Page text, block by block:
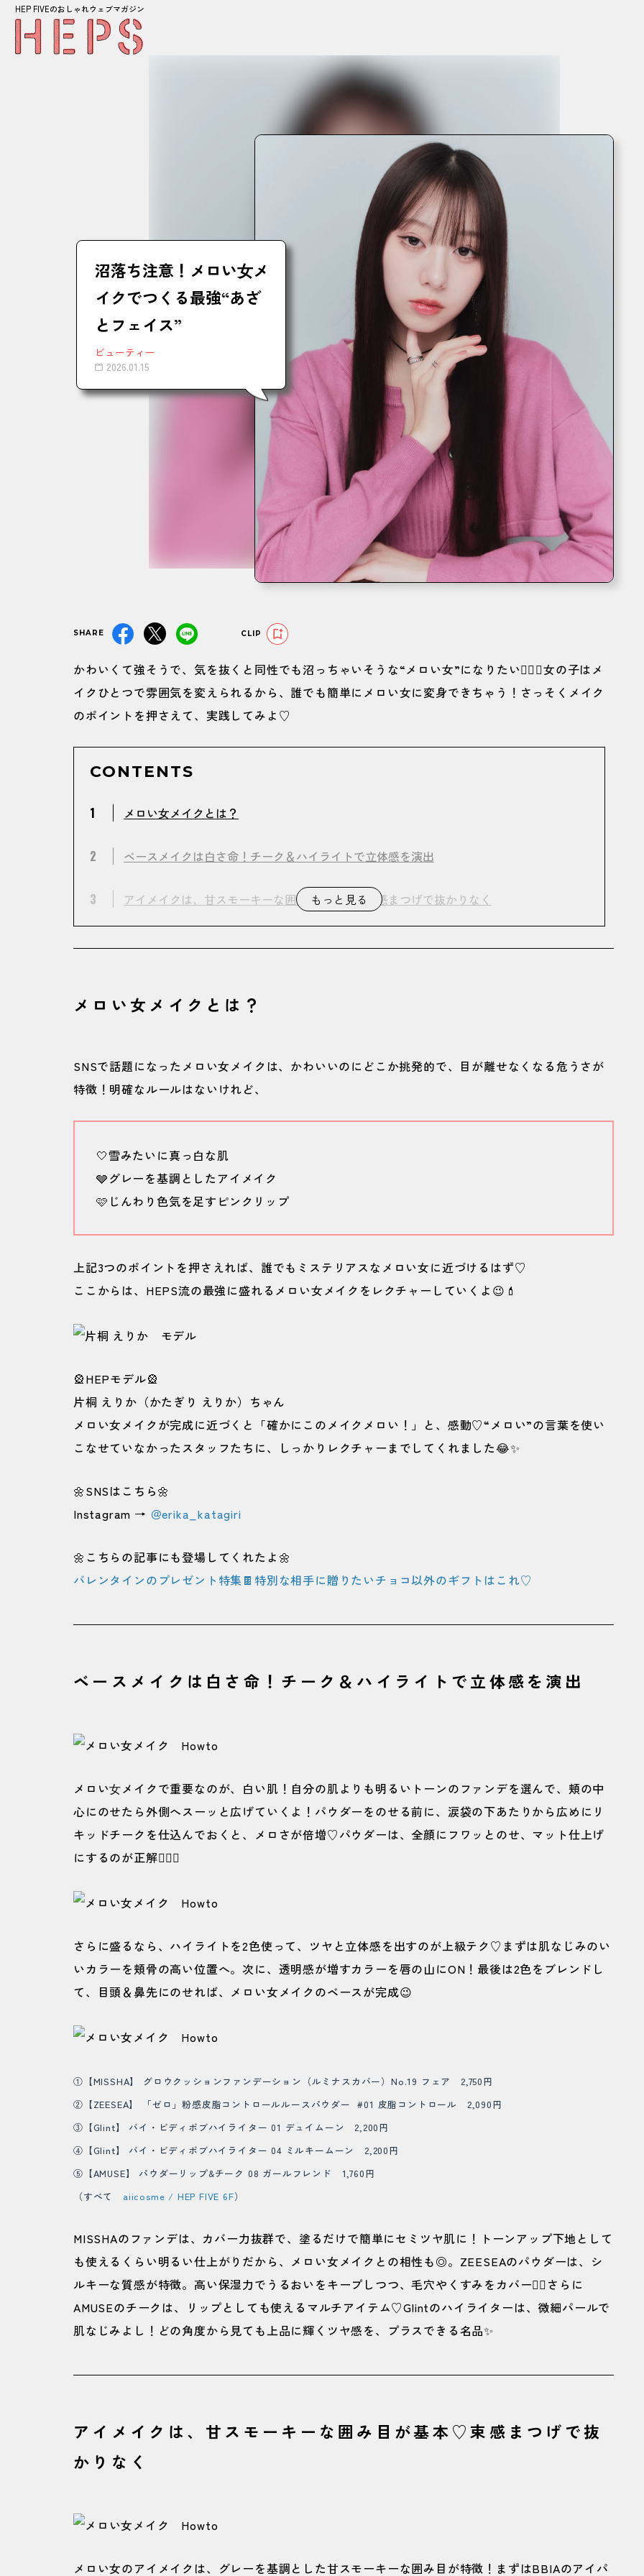
HEP FIVEのおしゃれウェブマガジン
沼落ち注意！メロい⼥メ
イクでつくる最強“あざ
とフェイス”
ビューティー
2026.01.15
SHARE CLIP
かわいくて強そうで、気を抜くと同性でも沼っちゃいそうな“メロい女”になりたい😮‍💨💘女の子はメ
イクひとつで雰囲気を変えられるから、誰でも簡単にメロい女に変身できちゃう！さっそくメイク
のポイントを押さえて、実践してみよ♡
CONTENTS
1 メロい女メイクとは？
2 ベースメイクは白さ命！チーク＆ハイライトで立体感を演出
3 アイメイクは、甘スモーキーな囲み目が基本♡束感まつげで抜かりなく
しっかりカバーしつつもナチュラル仕上げ♡名品ベースメイクアイテム
ガラスみたいなツヤと奥行きにきゅん♡オーラを仕込むカラーグロス
もっと見る
メロい女メイクとは？
SNSで話題になったメロい女メイクは、かわいいのにどこか挑発的で、目が離せなくなる危うさが
特徴！明確なルールはないけれど、
🤍雪みたいに真っ白な肌
🩶グレーを基調としたアイメイク
🩷じんわり色気を足すピンクリップ
上記3つのポイントを押さえれば、誰でもミステリアスなメロい女に近づけるはず♡
ここからは、HEPS流の最強に盛れるメロい女メイクをレクチャーしていくよ😉💄
🎡HEPモデル🎡
片桐 えりか（かたぎり えりか）ちゃん
メロい女メイクが完成に近づくと「確かにこのメイクメロい！」と、感動♡“メロい”の言葉を使い
こなせていなかったスタッフたちに、しっかりレクチャーまでしてくれました😂✨
🌼SNSはこちら🌼
Instagram → ＠erika_katagiri
🌼こちらの記事にも登場してくれたよ🌼
バレンタインのプレゼント特集🍫特別な相手に贈りたいチョコ以外のギフトはこれ♡
ベースメイクは白さ命！チーク＆ハイライトで立体感を演出
メロい⼥メイクで重要なのが、白い肌！自分の肌よりも明るいトーンのファンデを選んで、頬の中
心にのせたら外側へスーッと広げていくよ！パウダーをのせる前に、涙袋の下あたりから広めにリ
キッドチークを仕込んでおくと、メロさが倍増♡パウダーは、全顔にフワッとのせ、マット仕上げ
にするのが正解🙆‍♀️✨
さらに盛るなら、ハイライトを2色使って、ツヤと立体感を出すのが上級テク♡まずは肌なじみのい
いカラーを頬骨の高い位置へ。次に、透明感が増すカラーを唇の山にON！最後は2色をブレンドし
て、目頭＆鼻先にのせれば、メロい女メイクのベースが完成😉
①【MISSHA】 グロウクッションファンデーション（ルミナスカバー）No.19 フェア 2,750円
②【ZEESEA】 「ゼロ」粉感皮脂コントロールルースパウダー #01 皮脂コントロール 2,090円
③【Glint】 バイ・ビディボブハイライター 01 デュイムーン 2,200円
④【Glint】 バイ・ビディボブハイライター 04 ミルキームーン 2,200円
⑤【AMUSE】 パウダーリップ&チーク 08 ガールフレンド 1,760円
（すべて aiicosme / HEP FIVE 6F）
MISSHAのファンデは、カバー力抜群で、塗るだけで簡単にセミツヤ肌に！トーンアップ下地として
も使えるくらい明るい仕上がりだから、メロい女メイクとの相性も◎。ZEESEAのパウダーは、シ
ルキーな質感が特徴。高い保湿力でうるおいをキープしつつ、毛穴やくすみをカバー🙆‍♀️さらに
AMUSEのチークは、リップとしても使えるマルチアイテム♡Glintのハイライターは、微細パールで
肌なじみよし！どの角度から見ても上品に輝くツヤ感を、プラスできる名品✨
アイメイクは、甘スモーキーな囲み目が基本♡束感まつげで抜
かりなく
メロい女のアイメイクは、グレーを基調とした甘スモーキーな囲み目が特徴！まずはBBIAのアイパ